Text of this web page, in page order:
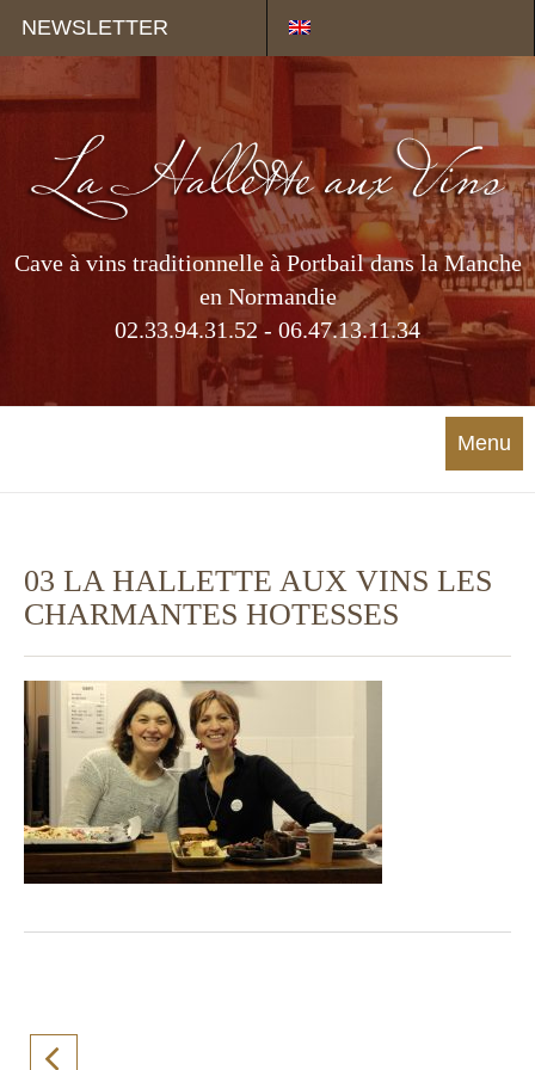
NEWSLETTER
Cave à vins traditionnelle à Portbail dans la Manche
en Normandie
02.33.94.31.52 - 06.47.13.11.34
Menu
03 LA HALLETTE AUX VINS LES
CHARMANTES HOTESSES
Panneau de gestion des cookies